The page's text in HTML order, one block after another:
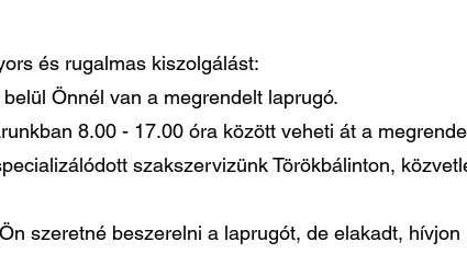
és rugalmas kiszolgálást:
Önnél van a megrendelt laprugó.
8.00 - 17.00 óra között veheti át a
szakszervizünk Törökbálinton,
szeretné beszerelni a laprugót, de elakadt,